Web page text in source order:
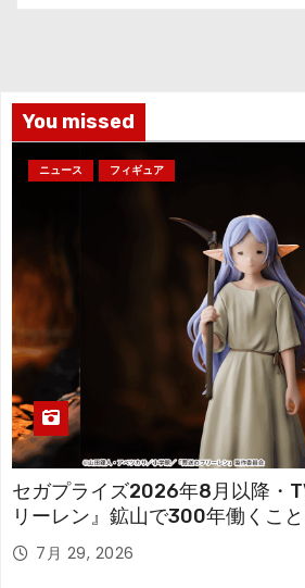
You missed
ニュース フィギュア
セガプライズ2026年8月以降・
リーレン』鉱山で300年働くこ
「フリーレン」を立体化！
7月 29, 2026